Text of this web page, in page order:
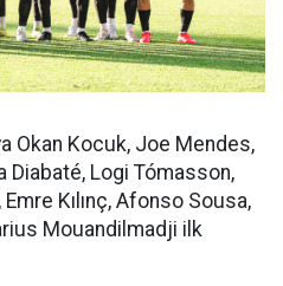
Okan Kocuk, Joe Mendes,
Diabaté, Logi Tómasson,
Kılınç, Afonso Sousa,
Mouandilmadji ilk